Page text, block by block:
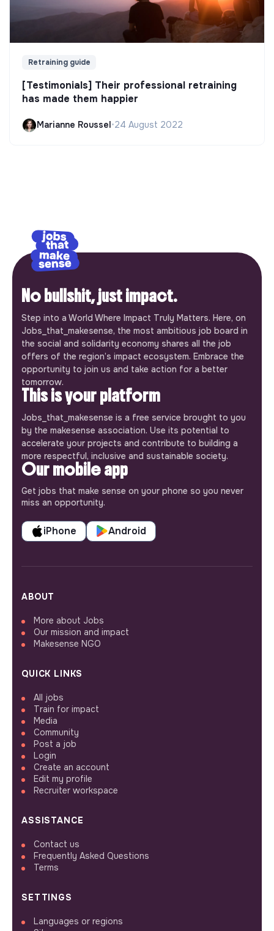
Retraining guide
[Testimonials] Their professional retraining
has made them happier
Marianne Roussel •24 August 2022
No bullshit, just impact.
Step into a World Where Impact Truly Matters. Here, on
Jobs_that_makesense, the most ambitious job board in
the social and solidarity economy shares all the job
offers of the region’s impact ecosystem. Embrace the
opportunity to join us and take action for a better
tomorrow.
This is your platform
Jobs_that_makesense is a free service brought to you
by the makesense association. Use its potential to
accelerate your projects and contribute to building a
more respectful, inclusive and sustainable society.
Our mobile app
Get jobs that make sense on your phone so you never
miss an opportunity.
iPhone Android
ABOUT
More about Jobs
Our mission and impact
Makesense NGO
QUICK LINKS
All jobs
Train for impact
Media
Community
Post a job
Login
Create an account
Edit my profile
Recruiter workspace
ASSISTANCE
Contact us
Frequently Asked Questions
Terms
SETTINGS
Languages or regions